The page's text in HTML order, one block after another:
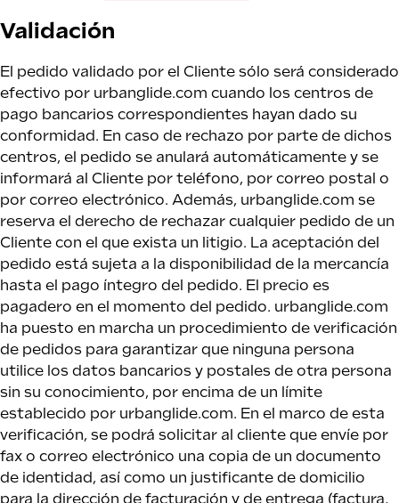
circulación
Validación
El pedido validado por el Cliente sólo será considerado
efectivo por urbanglide.com cuando los centros de
pago bancarios correspondientes hayan dado su
conformidad. En caso de rechazo por parte de dichos
centros, el pedido se anulará automáticamente y se
informará al Cliente por teléfono, por correo postal o
por correo electrónico. Además, urbanglide.com se
reserva el derecho de rechazar cualquier pedido de un
Cliente con el que exista un litigio. La aceptación del
pedido está sujeta a la disponibilidad de la mercancía
hasta el pago íntegro del pedido. El precio es
pagadero en el momento del pedido. urbanglide.com
ha puesto en marcha un procedimiento de verificación
de pedidos para garantizar que ninguna persona
utilice los datos bancarios y postales de otra persona
sin su conocimiento, por encima de un límite
establecido por urbanglide.com. En el marco de esta
verificación, se podrá solicitar al cliente que envíe por
fax o correo electrónico una copia de un documento
de identidad, así como un justificante de domicilio
para la dirección de facturación y de entrega (factura,